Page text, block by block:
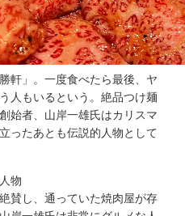
軒」。一度食べたら最後、ヤ
人もいるという。絶品つけ麺
始者、山岸一雄氏はカリスマ
ったあとも伝説的人物として
物
賛し、通っていた焼肉屋が存